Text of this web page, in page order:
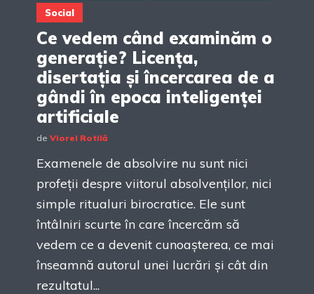
Social
Ce vedem când examinăm o
generație? Licența,
disertația și încercarea de a
gândi în epoca inteligenței
artificiale
de Viorel Rotilă
Examenele de absolvire nu sunt nici
profeții despre viitorul absolvenților, nici
simple ritualuri birocratice. Ele sunt
întâlniri scurte în care încercăm să
vedem ce a devenit cunoașterea, ce mai
înseamnă autorul unei lucrări și cât din
rezultatul...